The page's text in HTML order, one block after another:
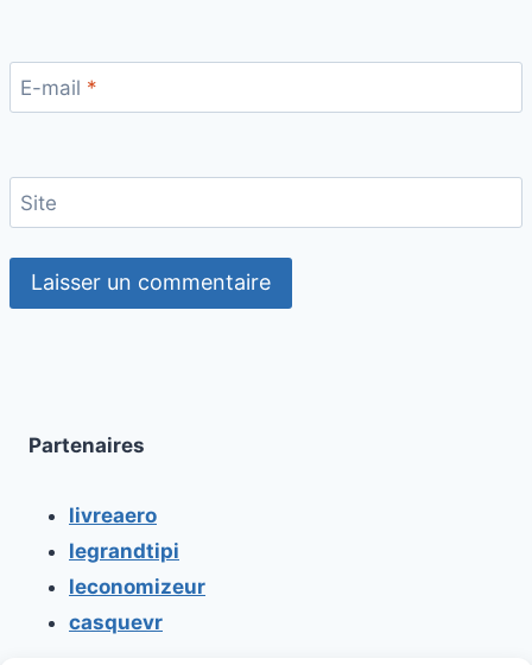
E-mail *
Site
Partenaires
livreaero
legrandtipi
leconomizeur
casquevr